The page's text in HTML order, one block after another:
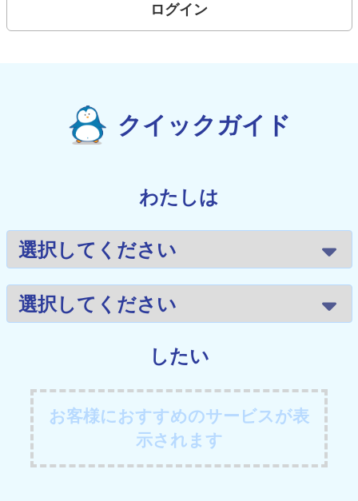
ログイン
クイックガイド
わたしは
したい
お客様におすすめのサービスが表
示されます